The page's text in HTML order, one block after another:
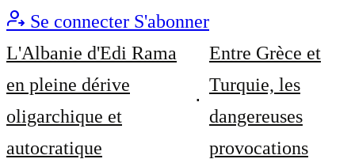
Se connecter S'abonner
L'Albanie d'Edi Rama
en pleine dérive
oligarchique et
autocratique
Entre Grèce et
Turquie, les
dangereuses
provocations